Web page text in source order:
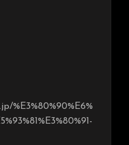
%E3%80%90%E6%